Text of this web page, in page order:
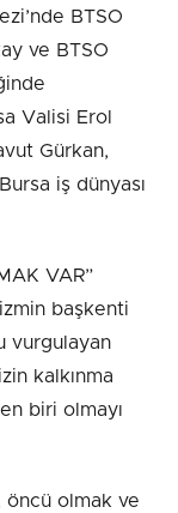
BTSO
ve BTSO
Valisi Erol
Gürkan,
iş dünyası
VAR”
başkenti
vurgulayan
kalkınma
biri olmayı
öncü olmak ve